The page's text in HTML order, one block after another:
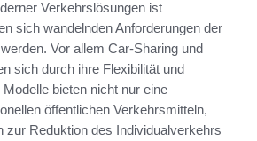
Verkehrslösungen ist
sich wandelnden Anforderungen der
Vor allem Car-Sharing und
sich durch ihre Flexibilität und
bieten nicht nur eine
öffentlichen Verkehrsmitteln,
zur Reduktion des Individualverkehrs